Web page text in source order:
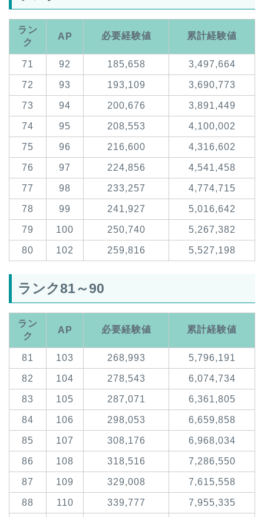
ラン
ク
AP 必要経験値 累計経験値
71 92 185,658 3,497,664
72 93 193,109 3,690,773
73 94 200,676 3,891,449
74 95 208,553 4,100,002
75 96 216,600 4,316,602
76 97 224,856 4,541,458
77 98 233,257 4,774,715
78 99 241,927 5,016,642
79 100 250,740 5,267,382
80 102 259,816 5,527,198
ランク81～90
ラン
ク
AP 必要経験値 累計経験値
81 103 268,993 5,796,191
82 104 278,543 6,074,734
83 105 287,071 6,361,805
84 106 298,053 6,659,858
85 107 308,176 6,968,034
86 108 318,516 7,286,550
87 109 329,008 7,615,558
88 110 339,777 7,955,335